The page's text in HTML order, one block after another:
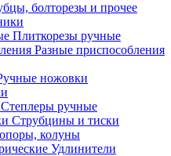
болторезы и прочее
Плиткорезы ручные
Разные приспособления
ножовки
Степлеры ручные
Струбцины и тиски
колуны
Удлинители